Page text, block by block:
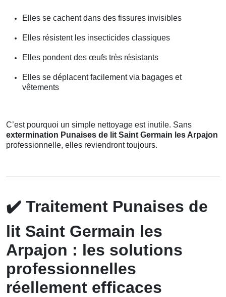
Elles se cachent dans des fissures invisibles
Elles résistent les insecticides classiques
Elles pondent des œufs très résistants
Elles se déplacent facilement via bagages et
vêtements
C’est pourquoi un simple nettoyage est inutile. Sans
extermination Punaises de lit Saint Germain les Arpajon
professionnelle, elles reviendront toujours.
✔️ Traitement Punaises de
lit Saint Germain les
Arpajon : les solutions
professionnelles
réellement efficaces